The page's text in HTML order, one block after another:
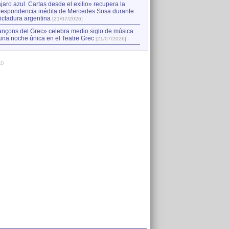
azul. Cartas desde el exilio» recupera la
inédita de Mercedes Sosa durante
argentina [21/07/2026]
del Grec» celebra medio siglo de música
noche única en el Teatre Grec [21/07/2026]